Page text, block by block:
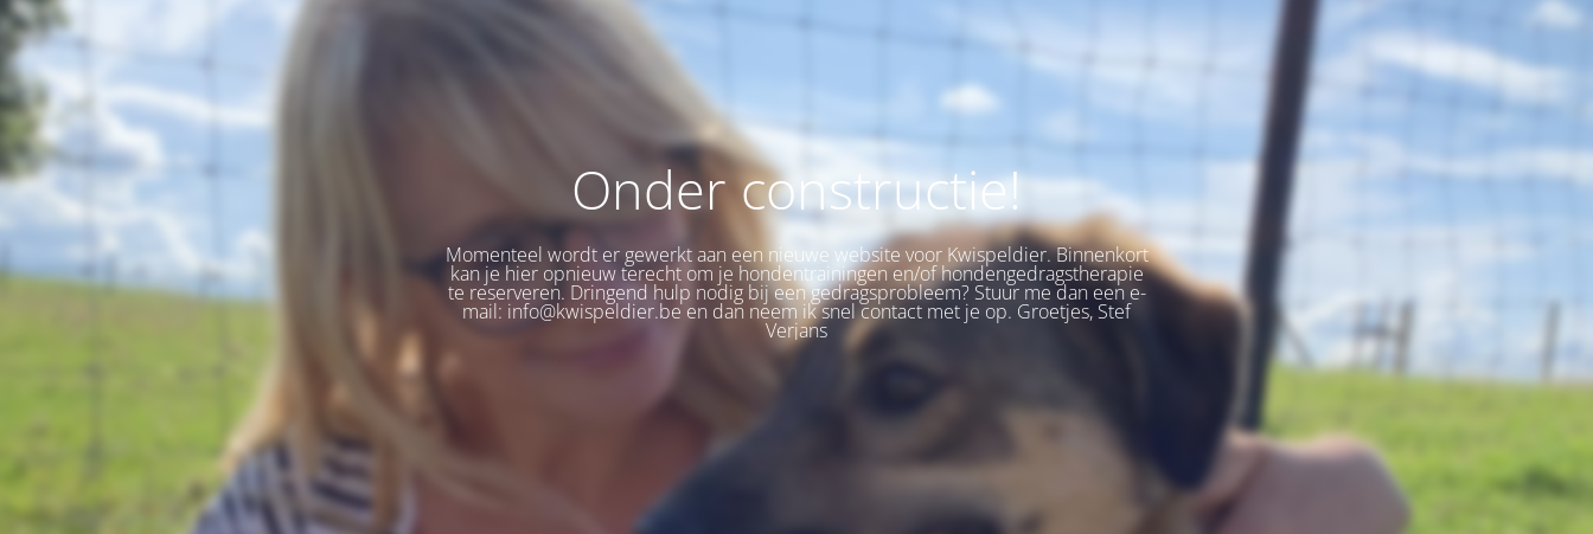
Onder constructie!
Momenteel wordt er gewerkt aan een nieuwe website voor Kwispeldier. Binnenkort
kan je hier opnieuw terecht om je hondentrainingen en/of hondengedragstherapie
te reserveren. Dringend hulp nodig bij een gedragsprobleem? Stuur me dan een e-
mail: info@kwispeldier.be en dan neem ik snel contact met je op. Groetjes, Stef
Verjans